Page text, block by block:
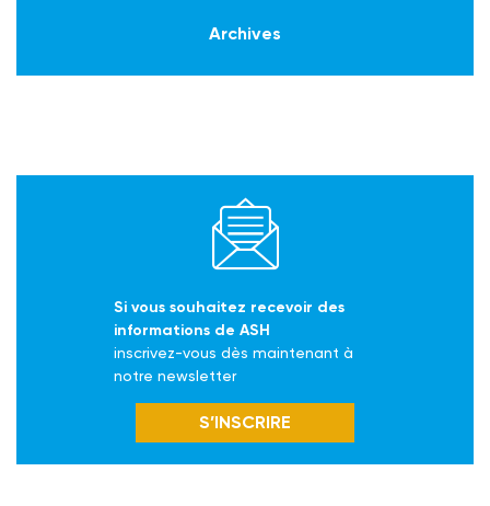
Archives
Si vous souhaitez recevoir des
informations de ASH
inscrivez-vous dès maintenant à
notre newsletter
S’INSCRIRE